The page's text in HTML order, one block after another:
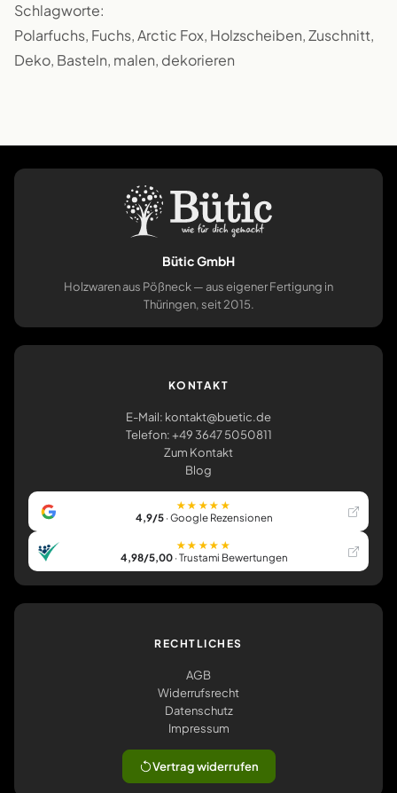
Schlagworte:
Polarfuchs, Fuchs, Arctic Fox, Holzscheiben, Zuschnitt,
Deko, Basteln, malen, dekorieren
Bütic GmbH
Holzwaren aus Pößneck — aus eigener Fertigung in
Thüringen, seit 2015.
KONTAKT
E-Mail: kontakt@buetic.de
Telefon: +49 3647 5050811
Zum Kontakt
Blog
★★★★★
4,9/5· Google Rezensionen
★★★★★
4,98/5,00· Trustami Bewertungen
RECHTLICHES
AGB
Widerrufsrecht
Datenschutz
Impressum
Vertrag widerrufen